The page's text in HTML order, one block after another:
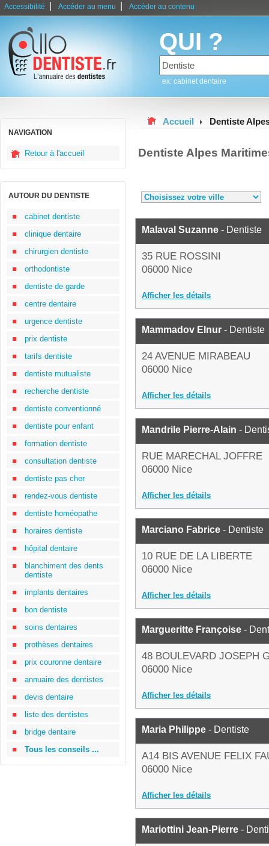
Accessibilité Accéder au menu Accéder au contenu
QUI ?
ex: cabinet dentaire
NAVIGATION
Retour à l'accueil
AUTOUR DU DENTISTE
cabinet dentiste
clinique dentaire
chirurgien dentiste
orthodontiste
dentiste de garde
centre dentaire
urgence dentiste
prix dentiste
tarifs dentiste
dentiste mutualiste
recherche dentiste
dentiste conventionné
dentiste pour enfant
formation dentiste
consultation dentiste
dentiste pas cher
rendez-vous dentiste
dentiste homéopathe
horaires dentiste
hôpital dentaire
blanchiment des dents
dentiste
implants dentaires
bon dentiste
soins dentaires
prothèses dentaires
prix couronne dentaire
annuaire des dentistes
devis dentaire
liste des dentistes
bridge dentaire
Tous les conseils ...
Accueil Dentiste
Dentiste Alpes
Malaval Suzanne - Dentiste
35 RUE ROSSINI
06000 Nice
Afficher les détails
Mammadov Elnur - Dentiste
24 AVENUE MIRABEAU
06000 Nice
Afficher les détails
Mandrile Pierre-Alain -
RUE MARECHAL JOFFRE
06000 Nice
Afficher les détails
Marciano Fabrice - Dentiste
10 RUE DE LA LIBERTE
06000 Nice
Afficher les détails
Margueritte Françoise -
48 BOULEVARD JOSEPH
06000 Nice
Afficher les détails
Maria Philippe - Dentiste
A14 BIS AVENUE FELIX
06000 Nice
Afficher les détails
Mariottini Jean-Pierre -